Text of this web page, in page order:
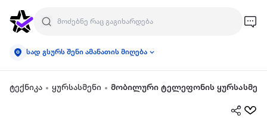
სად გსურს შენი ამანათის მიღება
ტექნიკა ყურსასმენი მობილური ტელეფონის ყურსასმენი